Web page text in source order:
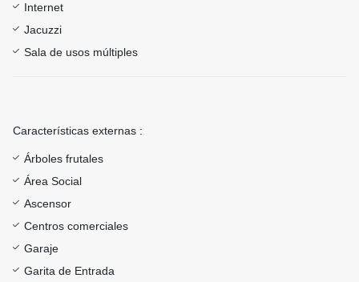
Internet
Jacuzzi
Sala de usos múltiples
Características externas :
Árboles frutales
Área Social
Ascensor
Centros comerciales
Garaje
Garita de Entrada